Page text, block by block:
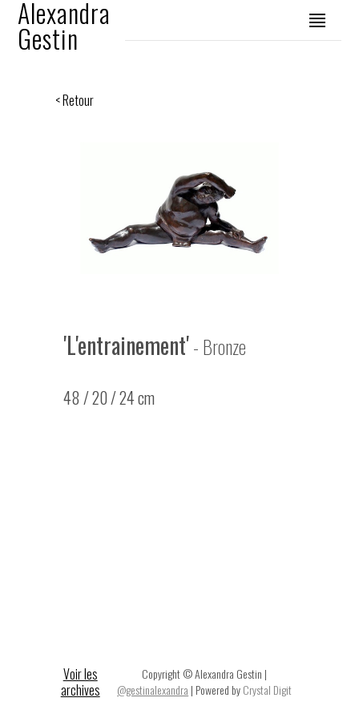
Alexandra
Gestin
< Retour
'L'entrainement'- Bronze
48 / 20 / 24 cm
Voir les
archives
Copyright © Alexandra Gestin |
@gestinalexandra | Powered byCrystal Digit